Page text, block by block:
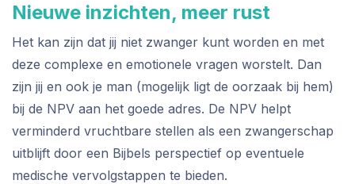
Nieuwe inzichten, meer rust
Het kan zijn dat jij niet zwanger kunt worden en met
deze complexe en emotionele vragen worstelt. Dan
zijn jij en ook je man (mogelijk ligt de oorzaak bij hem)
bij de NPV aan het goede adres. De NPV helpt
verminderd vruchtbare stellen als een zwangerschap
uitblijft door een Bijbels perspectief op eventuele
medische vervolgstappen te bieden.